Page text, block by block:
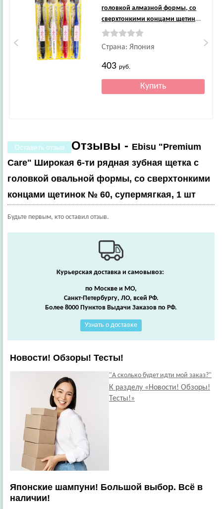
головкой алмазной формы, со
сверхтонкими концами щетинок
№ 50, супермягкая, 1 шт.
Страна: Япония
403руб.
Оставить отзыв Отзывы - Ebisu "Premium
Care" Широкая 6-ти рядная зубная щетка с
головкой овальной формы, со сверхтонкими
концами щетинок № 60, супермягкая, 1 шт
Будьте первым, кто оставил отзыв.
Курьерская доставка и самовывоз:
по Москве и МО,
Санкт-Петербургу, ЛО, всей РФ.
Более 8000 Пунктов Выдачи Заказов по РФ.
Узнать о доставке
Новости! Обзоры! Тесты!
"А сколько будет идти мой заказ?"
К разделу «Новости! Обзоры!
Тесты!»
Японские шампуни! Большой выбор. Всё в
наличии!